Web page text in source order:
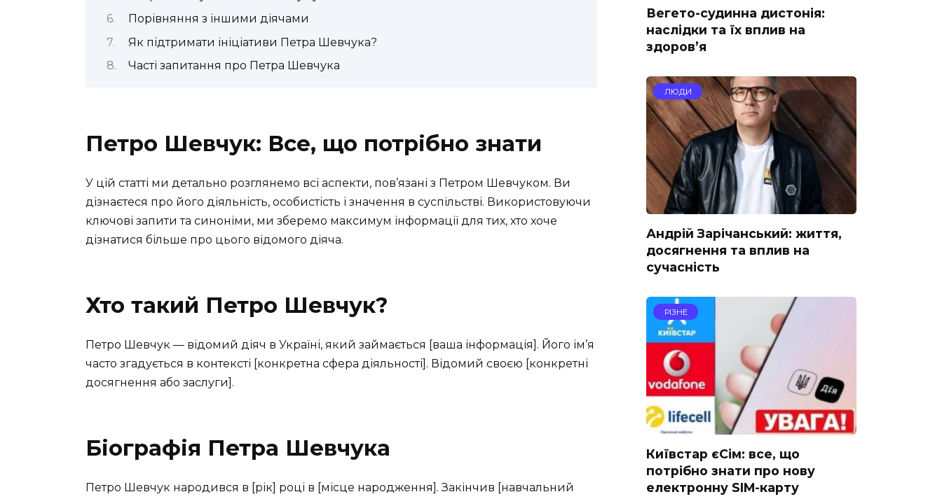
Порівняння з іншими діячами
Як підтримати ініціативи Петра Шевчука?
Часті запитання про Петра Шевчука
Петро Шевчук: Все, що потрібно знати
У цій статті ми детально розглянемо всі аспекти, пов’язані з Петром Шевчуком. Ви
дізнаєтеся про його діяльність, особистість і значення в суспільстві. Використовуючи
ключові запити та синоніми, ми зберемо максимум інформації для тих, хто хоче
дізнатися більше про цього відомого діяча.
Хто такий Петро Шевчук?
Петро Шевчук — відомий діяч в Україні, який займається [ваша інформація]. Його ім’я
часто згадується в контексті [конкретна сфера діяльності]. Відомий своєю [конкретні
досягнення або заслуги].
Біографія Петра Шевчука
Петро Шевчук народився в [рік] році в [місце народження]. Закінчив [навчальний
Вегето-судинна дистонія:
наслідки та їх вплив на
здоров’я
ЛЮДИ
Андрій Зарічанський: життя,
досягнення та вплив на
сучасність
РІЗНЕ
Київстар єСім: все, що
потрібно знати про нову
електронну SIM-карту